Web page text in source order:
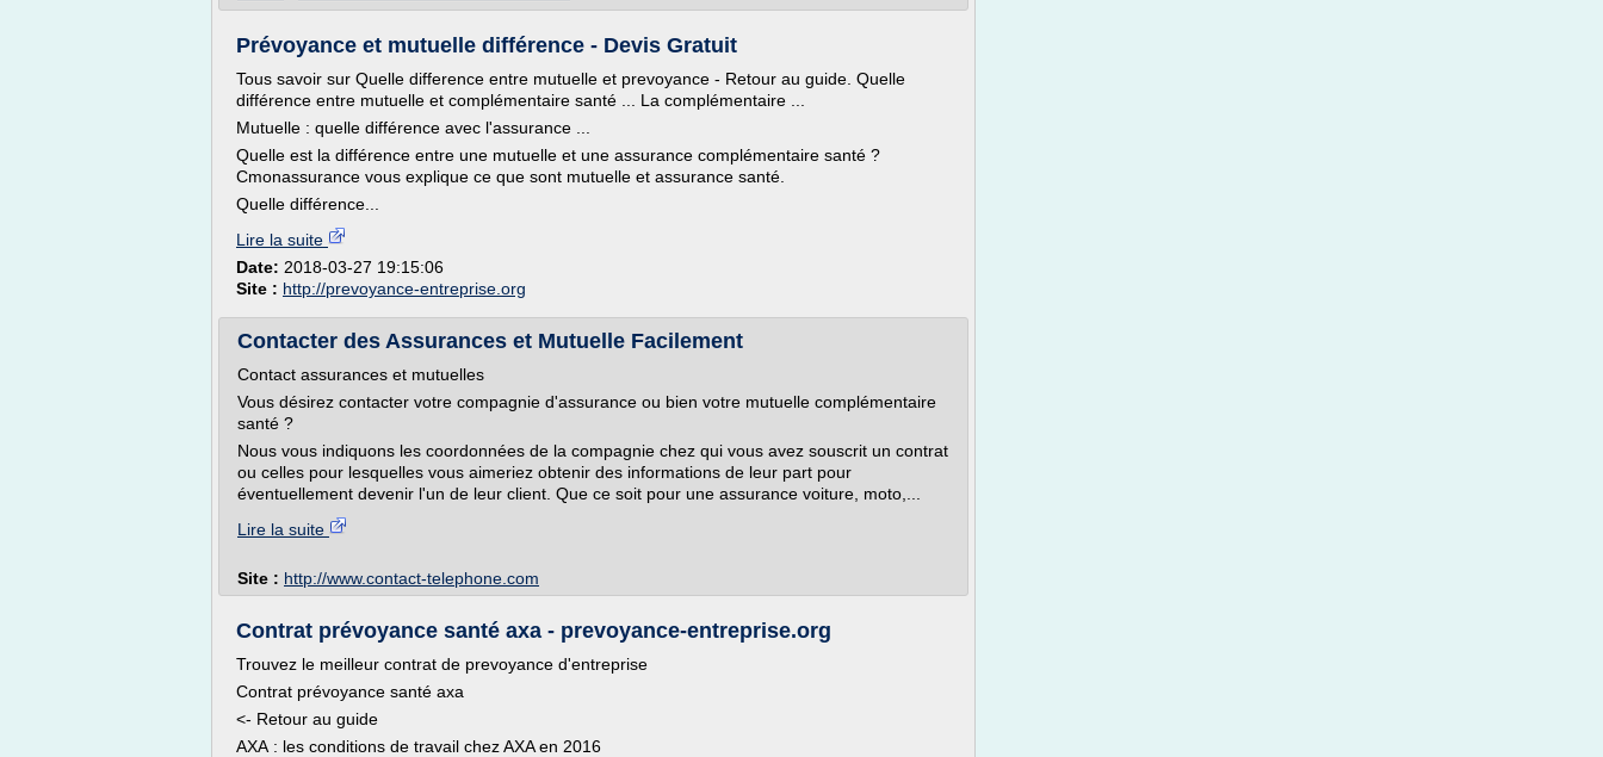
Prévoyance et mutuelle différence - Devis Gratuit
Tous savoir sur Quelle difference entre mutuelle et prevoyance - Retour au guide. Quelle
différence entre mutuelle et complémentaire santé ... La complémentaire ...
Mutuelle : quelle différence avec l'assurance ...
Quelle est la différence entre une mutuelle et une assurance complémentaire santé ?
Cmonassurance vous explique ce que sont mutuelle et assurance santé.
Quelle différence...
Lire la suite
Date: 2018-03-27 19:15:06
Site : http://prevoyance-entreprise.org
Contacter des Assurances et Mutuelle Facilement
Contact assurances et mutuelles
Vous désirez contacter votre compagnie d'assurance ou bien votre mutuelle complémentaire
santé ?
Nous vous indiquons les coordonnées de la compagnie chez qui vous avez souscrit un contrat
ou celles pour lesquelles vous aimeriez obtenir des informations de leur part pour
éventuellement devenir l'un de leur client. Que ce soit pour une assurance voiture, moto,...
Lire la suite
Site : http://www.contact-telephone.com
Contrat prévoyance santé axa - prevoyance-entreprise.org
Trouvez le meilleur contrat de prevoyance d'entreprise
Contrat prévoyance santé axa
<- Retour au guide
AXA : les conditions de travail chez AXA en 2016